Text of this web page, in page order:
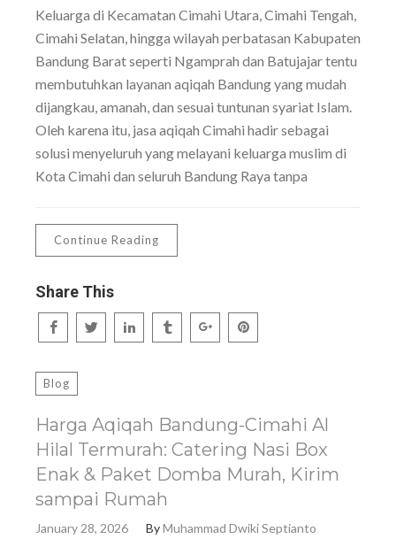
Keluarga di Kecamatan Cimahi Utara, Cimahi Tengah,
Cimahi Selatan, hingga wilayah perbatasan Kabupaten
Bandung Barat seperti Ngamprah dan Batujajar tentu
membutuhkan layanan aqiqah Bandung yang mudah
dijangkau, amanah, dan sesuai tuntunan syariat Islam.
Oleh karena itu, jasa aqiqah Cimahi hadir sebagai
solusi menyeluruh yang melayani keluarga muslim di
Kota Cimahi dan seluruh Bandung Raya tanpa
Continue Reading
Share This
Blog
Harga Aqiqah Bandung-Cimahi Al
Hilal Termurah: Catering Nasi Box
Enak & Paket Domba Murah, Kirim
sampai Rumah
January 28, 2026 ByMuhammad Dwiki Septianto